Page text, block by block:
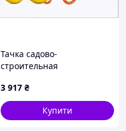
Тачка садово-
строительная
двухколесная 85 л/230 кг
колесо полиуретановое PU
4.0х8 Ø M6PE088592
3 917 ₴
Купити